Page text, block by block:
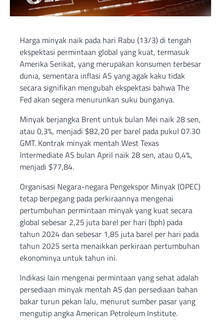
Harga minyak naik pada hari Rabu (13/3) di tengah
ekspektasi permintaan global yang kuat, termasuk
Amerika Serikat, yang merupakan konsumen terbesar
dunia, sementara inflasi AS yang agak kaku tidak
secara signifikan mengubah ekspektasi bahwa The
Fed akan segera menurunkan suku bunganya.
Minyak berjangka Brent untuk bulan Mei naik 28 sen,
atau 0,3%, menjadi $82,20 per barel pada pukul 07.30
GMT. Kontrak minyak mentah West Texas
Intermediate AS bulan April naik 28 sen, atau 0,4%,
menjadi $77,84.
Organisasi Negara-negara Pengekspor Minyak (OPEC)
tetap berpegang pada perkiraannya mengenai
pertumbuhan permintaan minyak yang kuat secara
global sebesar 2,25 juta barel per hari (bph) pada
tahun 2024 dan sebesar 1,85 juta barel per hari pada
tahun 2025 serta menaikkan perkiraan pertumbuhan
ekonominya untuk tahun ini.
Indikasi lain mengenai permintaan yang sehat adalah
persediaan minyak mentah AS dan persediaan bahan
bakar turun pekan lalu, menurut sumber pasar yang
mengutip angka American Petroleum Institute.